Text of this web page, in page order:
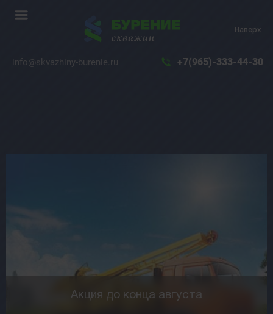
Наверх
info@skvazhiny-burenie.ru +7(965)-333-44-30
Акция до конца августа